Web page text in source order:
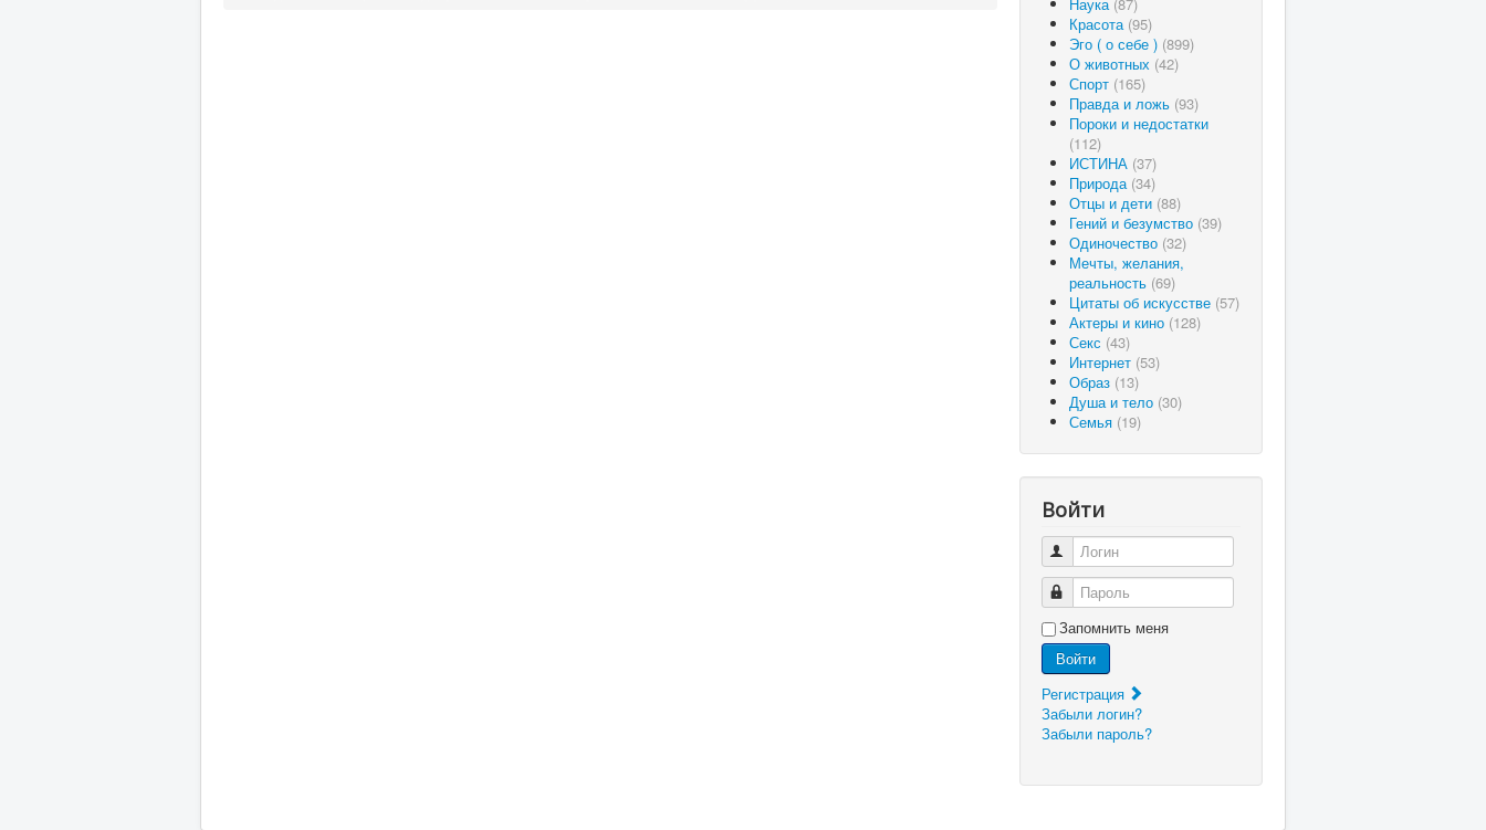
Красота (95)
Эго ( о себе ) (899)
О животных (42)
Спорт (165)
Правда и ложь (93)
Пороки и недостатки
(112)
ИСТИНА (37)
Природа (34)
Отцы и дети (88)
Гений и безумство (39)
Одиночество (32)
Мечты, желания,
реальность (69)
Цитаты об искусстве (57)
Актеры и кино (128)
Секс (43)
Интернет (53)
Образ (13)
Душа и тело (30)
Семья (19)
Войти
Логин
Пароль
Запомнить меня
Войти
Регистрация
Забыли логин?
Забыли пароль?